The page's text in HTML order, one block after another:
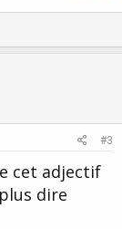
de la
et utilise la
performante en
et se
permet de faire
#3
cet adjectif
dire